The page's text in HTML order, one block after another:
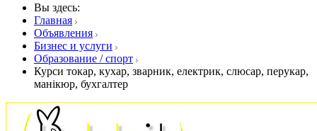
Вы здесь:
Главная
Объявления
Бизнес и услуги
Образование / спорт
Курси токар, кухар, зварник, електрик, слюсар, перукар,
манікюр, бухгалтер